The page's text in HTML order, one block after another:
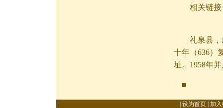
相关链接
礼泉县，咸
十年（636）
址。1958年
■
设为首页 加